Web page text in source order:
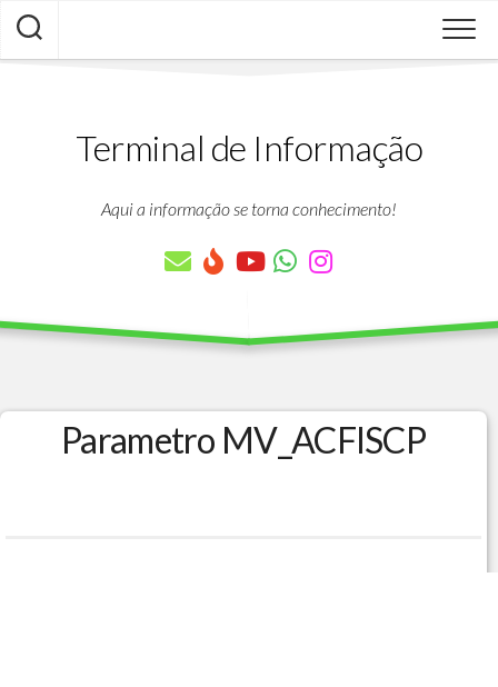
Skip
content
Terminal de Informação
Aqui a informação se torna conhecimento!
Parametro MV_ACFISCP